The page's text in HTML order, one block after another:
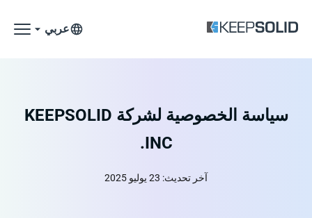
عربي
سياسة الخصوصية لشركة KEEPSOLID
INC.
آخر تحديث: 23 يوليو 2025